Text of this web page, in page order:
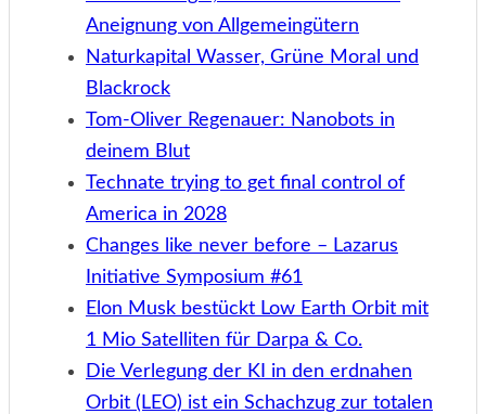
Aneignung von Allgemeingütern
Naturkapital Wasser, Grüne Moral und
Blackrock
Tom-Oliver Regenauer: Nanobots in
deinem Blut
Technate trying to get final control of
America in 2028
Changes like never before – Lazarus
Initiative Symposium #61
Elon Musk bestückt Low Earth Orbit mit
1 Mio Satelliten für Darpa & Co.
Die Verlegung der KI in den erdnahen
Orbit (LEO) ist ein Schachzug zur totalen